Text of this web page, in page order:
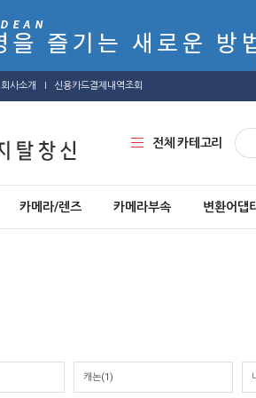
회사소개 신용카드결제내역조회
전체 카테고리
카메라/렌즈 카메라부속 변환어댑
캐논(1)